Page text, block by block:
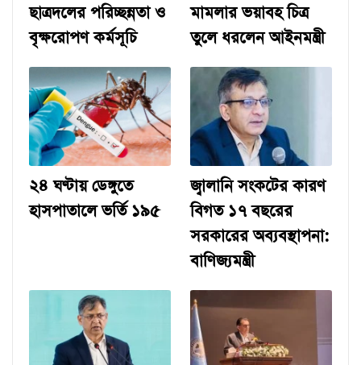
ছাত্রদলের পরিচ্ছন্নতা ও
বৃক্ষরোপণ কর্মসূচি
মামলার ভয়াবহ চিত্র
তুলে ধরলেন আইনমন্ত্রী
২৪ ঘণ্টায় ডেঙ্গুতে
হাসপাতালে ভর্তি ১৯৫
জ্বালানি সংকটের কারণ
বিগত ১৭ বছরের
সরকারের অব্যবস্থাপনা:
বাণিজ্যমন্ত্রী